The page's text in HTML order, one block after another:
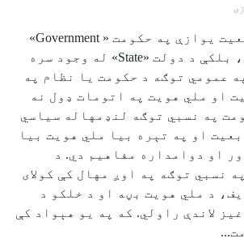
دریمه برخه: تابعیت یوازې په حکومت « Government»
پورې اړه نه لري، بلکې د دولت «State» له وجود سره
عمومي توګه د حکومت یا نظام په
او ملي هویت په اتومات ډول نه
په نسبي توګه لنډمهاله سیاسي
او په تېره بیا ملي هویت بیا
او دوامداره مفاهیم دي. د
نسبي توګه په اوږ مهال کې کولای
د ملي هویت بڼه او د خلکو د
لاندې راولي. که په یو هېواد کې